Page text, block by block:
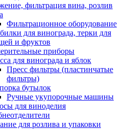
фильтрация вина, розлив
Фильтрационное оборудование
для винограда, терки для
и фруктов
приборы
для винограда и яблок
Пресс фильтры (пластинчатые
фильтры)
бутылок
Ручные укупорочные машины
для виноделия
для розлива и упаковки